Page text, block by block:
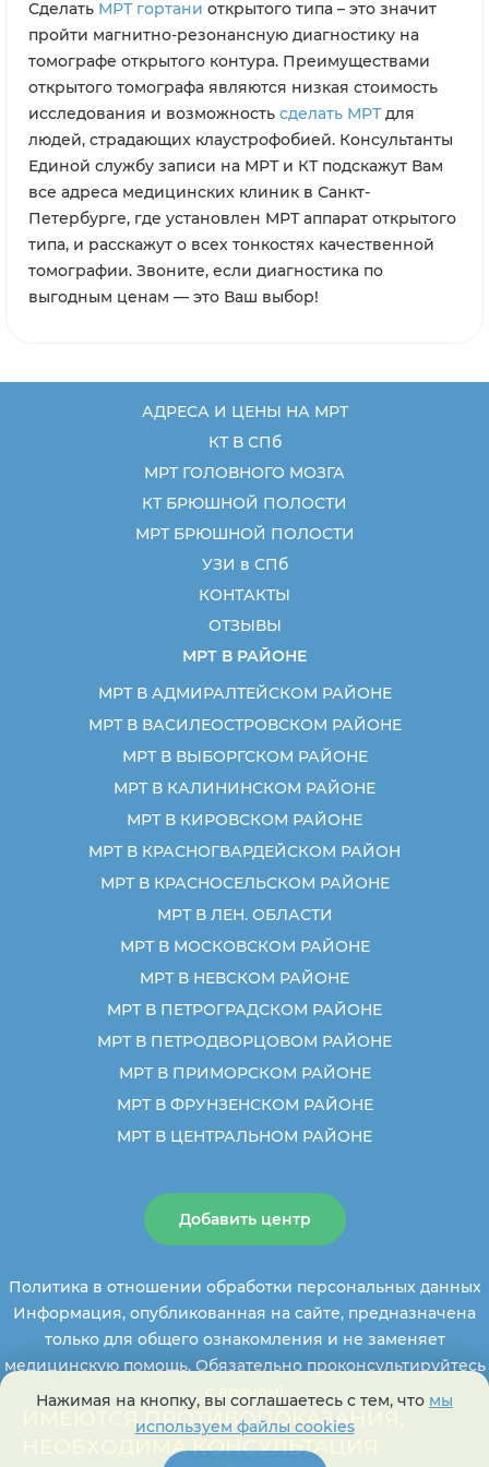
Сделать МРТ гортани открытого типа – это значит
пройти магнитно-резонансную диагностику на
томографе открытого контура. Преимуществами
открытого томографа являются низкая стоимость
исследования и возможность сделать МРТдля
людей, страдающих клаустрофобией. Консультанты
Единой службу записи на МРТ и КТ подскажут Вам
все адреса медицинских клиник в Санкт-
Петербурге, где установлен МРТ аппарат открытого
типа, и расскажут о всех тонкостях качественной
томографии. Звоните, если диагностика по
выгодным ценам — это Ваш выбор!
АДРЕСА И ЦЕНЫ НА МРТ
КТ В СПб
МРТ ГОЛОВНОГО МОЗГА
КТ БРЮШНОЙ ПОЛОСТИ
МРТ БРЮШНОЙ ПОЛОСТИ
УЗИ в СПб
КОНТАКТЫ
ОТЗЫВЫ
МРТ В РАЙОНЕ
МРТ В АДМИРАЛТЕЙСКОМ РАЙОНЕ
МРТ В ВАСИЛЕОСТРОВСКОМ РАЙОНЕ
МРТ В ВЫБОРГСКОМ РАЙОНЕ
МРТ В КАЛИНИНСКОМ РАЙОНЕ
МРТ В КИРОВСКОМ РАЙОНЕ
МРТ В КРАСНОГВАРДЕЙСКОМ РАЙОН
МРТ В КРАСНОСЕЛЬСКОМ РАЙОНЕ
МРТ В ЛЕН. ОБЛАСТИ
МРТ В МОСКОВСКОМ РАЙОНЕ
МРТ В НЕВСКОМ РАЙОНЕ
МРТ В ПЕТРОГРАДСКОМ РАЙОНЕ
МРТ В ПЕТРОДВОРЦОВОМ РАЙОНЕ
МРТ В ПРИМОРСКОМ РАЙОНЕ
МРТ В ФРУНЗЕНСКОМ РАЙОНЕ
МРТ В ЦЕНТРАЛЬНОМ РАЙОНЕ
Добавить центр
Политика в отношении обработки персональных данных
Информация, опубликованная на сайте, предназначена
только для общего ознакомления и не заменяет
медицинскую помощь. Обязательно проконсультируйтесь
ИМЕЮТСЯ ПРОТИВОПОКАЗАНИЯ,
НЕОБХОДИМА КОНСУЛЬТАЦИЯ
Нажимая на кнопку, вы соглашаетесь с тем, что мы
используем файлы cookies